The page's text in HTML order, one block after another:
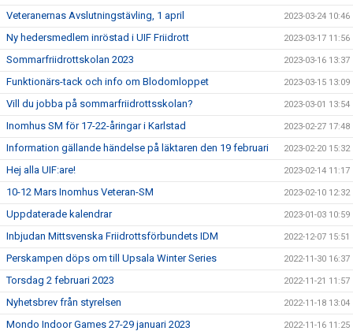
Veteranernas Avslutningstävling, 1 april 2023-03-24 10:46
Ny hedersmedlem inröstad i UIF Friidrott 2023-03-17 11:56
Sommarfriidrottskolan 2023 2023-03-16 13:37
Funktionärs-tack och info om Blodomloppet 2023-03-15 13:09
Vill du jobba på sommarfriidrottsskolan? 2023-03-01 13:54
Inomhus SM för 17-22-åringar i Karlstad 2023-02-27 17:48
Information gällande händelse på läktaren den 19 februari 2023-02-20 15:32
Hej alla UIF:are! 2023-02-14 11:17
10-12 Mars Inomhus Veteran-SM 2023-02-10 12:32
Uppdaterade kalendrar 2023-01-03 10:59
Inbjudan Mittsvenska Friidrottsförbundets IDM 2022-12-07 15:51
Perskampen döps om till Upsala Winter Series 2022-11-30 16:37
Torsdag 2 februari 2023 2022-11-21 11:57
Nyhetsbrev från styrelsen 2022-11-18 13:04
Mondo Indoor Games 27-29 januari 2023 2022-11-16 11:25